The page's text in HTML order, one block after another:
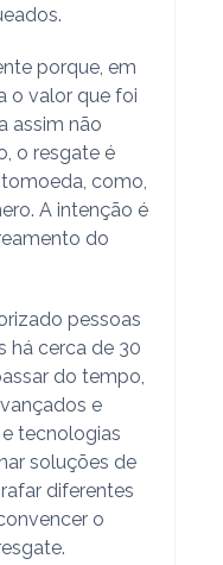
porque, em
o valor que foi
assim não
o resgate é
como,
A intenção é
do
pessoas
há cerca de 30
do tempo,
e
tecnologias
soluções de
diferentes
o